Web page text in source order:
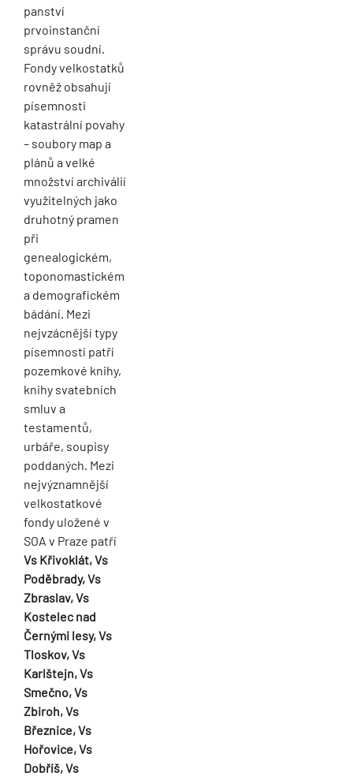
panství
prvoinstanční
správu soudní.
Fondy velkostatků
rovněž obsahují
písemnosti
katastrální povahy
– soubory map a
plánů a velké
množství archiválií
využitelných jako
druhotný pramen
při
genealogickém,
toponomastickém
a demografickém
bádání. Mezi
nejvzácnější typy
písemností patří
pozemkové knihy,
knihy svatebních
smluv a
testamentů,
urbáře, soupisy
poddaných. Mezi
nejvýznamnější
velkostatkové
fondy uložené v
SOA v Praze patří
Vs Křivoklát, Vs
Poděbrady, Vs
Zbraslav, Vs
Kostelec nad
Černými lesy, Vs
Tloskov, Vs
Karlštejn, Vs
Smečno, Vs
Zbiroh, Vs
Březnice, Vs
Hořovice, Vs
Dobříš, Vs